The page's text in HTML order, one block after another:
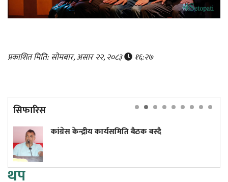
प्रकाशित मिति: सोमबार, असार २२, २०८३ १६:२७
सिफारिस
एआईको जुवामा हारिरहेको संसार,
थप